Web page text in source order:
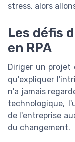
stress, alors
Les défis
en RPA
Diriger un projet
qu'expliquer
n'a jamais
technologique,
de l'entreprise
du changement.